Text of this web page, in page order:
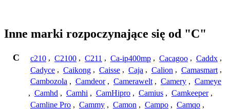
Inne marki rozpoczynające się od "C"
C c210 , C2100 , C211 , Ca-ip400mp , Cacagoo , Caddx ,
Cadyce , Caikong , Caisse , Caja , Calion , Camasmart ,
Cambozola , Camdeor , Camerawelt , Camery , Cameye
, Camhd , Camhi , CamHipro , Camius , Camkeeper ,
Camline Pro , Cammy , Camon , Campo , Camqo ,